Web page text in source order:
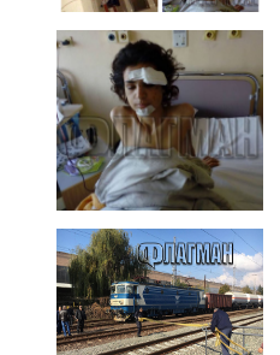
office@flagman.bg
Коментарите
статиите
въвеждат
читателите
редакцията
отговорност